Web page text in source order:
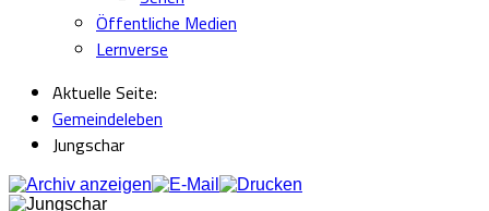
Öffentliche Medien
Lernverse
Aktuelle Seite:
Gemeindeleben
Jungschar